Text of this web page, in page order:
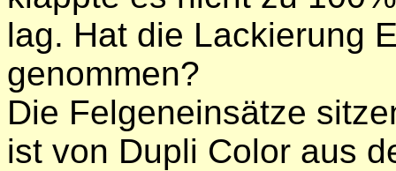
lag. Hat die Lackierung
genommen?
Die Felgeneinsätze
ist von Dupli Color aus